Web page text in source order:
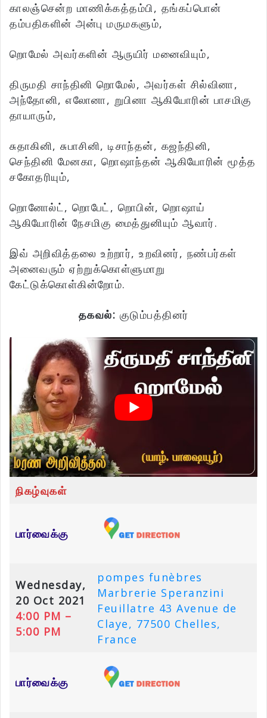
காலஞ்சென்ற மாணிக்கத்தம்பி, தங்கப்பொன்
தம்பதிகளின் அன்பு மருமகளும்,
றொமேல் அவர்களின் ஆருயிர் மனைவியும்,
திருமதி சாந்தினி றொமேல், அவர்கள் சில்வினா,
அந்தோனி, எலோனா, றுபினா ஆகியோரின் பாசமிகு
தாயாரும்,
சுதாகினி, சுபாசினி, டிசாந்தன், கஜந்தினி,
செந்தினி மேனகா, றொஷாந்தன் ஆகியோரின் மூத்த
சகோதரியும்,
றொனோல்ட், றொபேட், றொபின், றொஷாய்
ஆகியோரின் நேசமிகு மைத்துனியும் ஆவார்.
இவ் அறிவித்தலை உற்றார், உறவினர், நண்பர்கள்
அனைவரும் ஏற்றுக்கொள்ளுமாறு
கேட்டுக்கொள்கின்றோம்.
தகவல்: குடும்பத்தினர்
நிகழ்வுகள்
பார்வைக்கு
Wednesday,
20 Oct 2021
4:00 PM –
5:00 PM
pompes funèbres
Marbrerie Speranzini
Feuillatre 43 Avenue de
Claye, 77500 Chelles,
France
பார்வைக்கு